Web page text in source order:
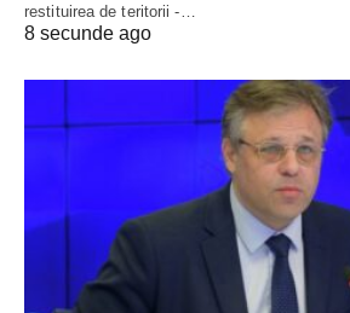
restituirea de teritorii -…
8 secunde ago